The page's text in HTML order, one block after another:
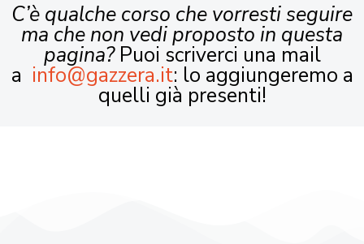
C’è qualche corso che vorresti seguire
ma che non vedi proposto in questa
pagina?Puoi scriverci una mail
a info@gazzera.it: lo aggiungeremo a
quelli già presenti!